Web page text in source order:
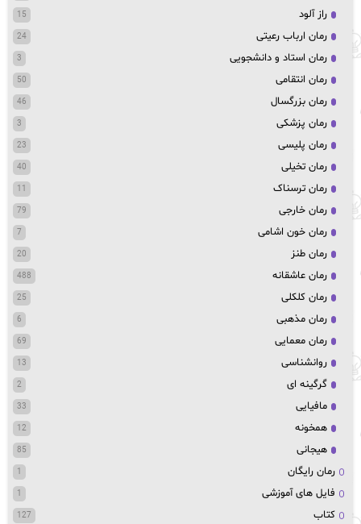
راز آلود 15
رمان ارباب رعیتی 24
رمان استاد و دانشجویی 3
رمان انتقامی 50
رمان بزرگسال 46
رمان پزشکی 3
رمان پلیسی 23
رمان تخیلی 40
رمان ترسناک 11
رمان خارجی 79
رمان خون اشامی 7
رمان طنز 20
رمان عاشقانه 488
رمان کلکلی 25
رمان مذهبی 6
رمان معمایی 69
روانشناسی 13
گرگینه ای 2
مافیایی 33
همخونه 12
هیجانی 85
رمان رایگان 1
فایل های آموزشی 1
کتاب 127